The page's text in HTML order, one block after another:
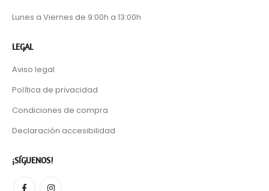
Lunes a Viernes de 9:00h a 13:00h
LEGAL
Aviso legal
Política de privacidad
Condiciones de compra
Declaración accesibilidad
¡SÍGUENOS!